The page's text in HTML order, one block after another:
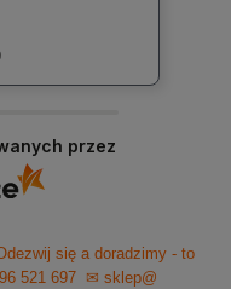
przez
się a doradzimy - to
521 697
✉ sklep@